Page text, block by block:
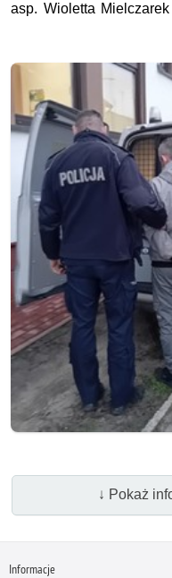
asp. Wioletta Mielczarek
↓ Pokaż
Informacje